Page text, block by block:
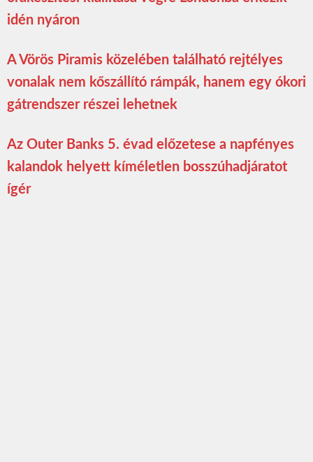
idén nyáron
A Vörös Piramis közelében található rejtélyes
vonalak nem kőszállító rámpák, hanem egy ókori
gátrendszer részei lehetnek
Az Outer Banks 5. évad előzetese a napfényes
kalandok helyett kíméletlen bosszúhadjáratot
ígér